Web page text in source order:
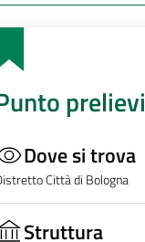
prelievi
Dove si trova
Città di Bologna
Struttura